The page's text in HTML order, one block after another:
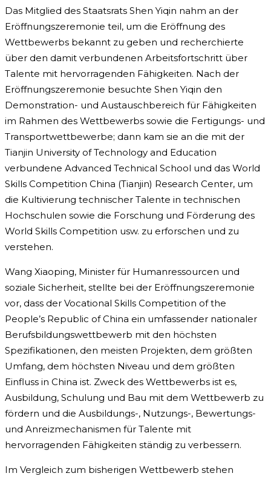
Das Mitglied des Staatsrats Shen Yiqin nahm an der
Eröffnungszeremonie teil, um die Eröffnung des
Wettbewerbs bekannt zu geben und recherchierte
über den damit verbundenen Arbeitsfortschritt über
Talente mit hervorragenden Fähigkeiten. Nach der
Eröffnungszeremonie besuchte Shen Yiqin den
Demonstration- und Austauschbereich für Fähigkeiten
im Rahmen des Wettbewerbs sowie die Fertigungs- und
Transportwettbewerbe; dann kam sie an die mit der
Tianjin University of Technology and Education
verbundene Advanced Technical School und das World
Skills Competition China (Tianjin) Research Center, um
die Kultivierung technischer Talente in technischen
Hochschulen sowie die Forschung und Förderung des
World Skills Competition usw. zu erforschen und zu
verstehen.
Wang Xiaoping, Minister für Humanressourcen und
soziale Sicherheit, stellte bei der Eröffnungszeremonie
vor, dass der Vocational Skills Competition of the
People’s Republic of China ein umfassender nationaler
Berufsbildungswettbewerb mit den höchsten
Spezifikationen, den meisten Projekten, dem größten
Umfang, dem höchsten Niveau und dem größten
Einfluss in China ist. Zweck des Wettbewerbs ist es,
Ausbildung, Schulung und Bau mit dem Wettbewerb zu
fördern und die Ausbildungs-, Nutzungs-, Bewertungs-
und Anreizmechanismen für Talente mit
hervorragenden Fähigkeiten ständig zu verbessern.
Im Vergleich zum bisherigen Wettbewerb stehen